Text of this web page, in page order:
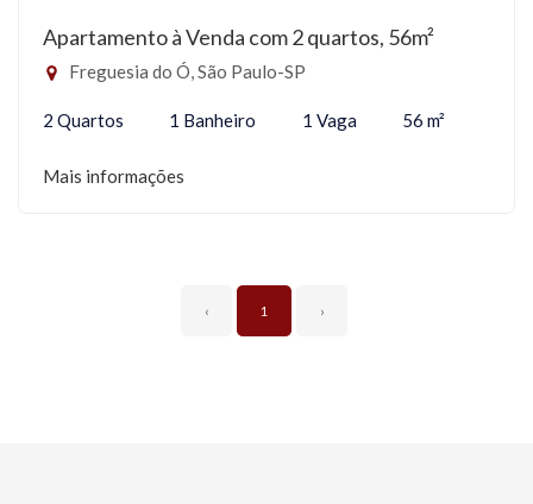
Apartamento à Venda com 2 quartos, 56m²
Freguesia do Ó, São Paulo-SP
2 Quartos 1 Banheiro 1 Vaga 56 m²
Mais informações
‹ 1 ›